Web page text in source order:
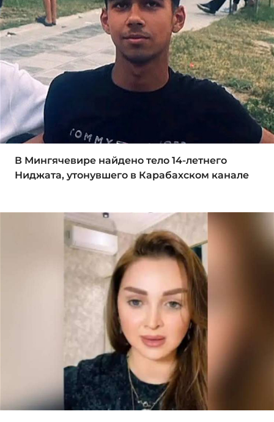
В Мингячевире найдено тело 14-летнего
Ниджата, утонувшего в Карабахском канале